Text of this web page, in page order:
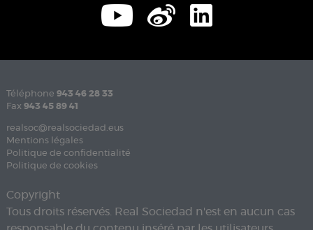
Téléphone 943 46 28 33
Fax 943 45 89 41
realsoc@realsociedad.eus
Mentions légales
Politique de confidentialité
Politique de cookies
Copyright
Tous droits réservés. Real Sociedad n'est en aucun cas